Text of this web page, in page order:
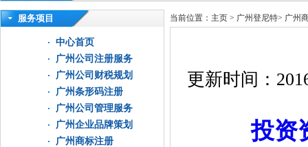
高新技术企业认定审计|企业所得税汇算清缴申报鉴证
服务项目
中心首页
广州公司注册服务
广州公司财税规划
广州条形码注册
广州公司管理服务
广州企业品牌策划
广州商标注册
当前位置： 主页 > 广州登尼特> 广州
更新时间：
投资